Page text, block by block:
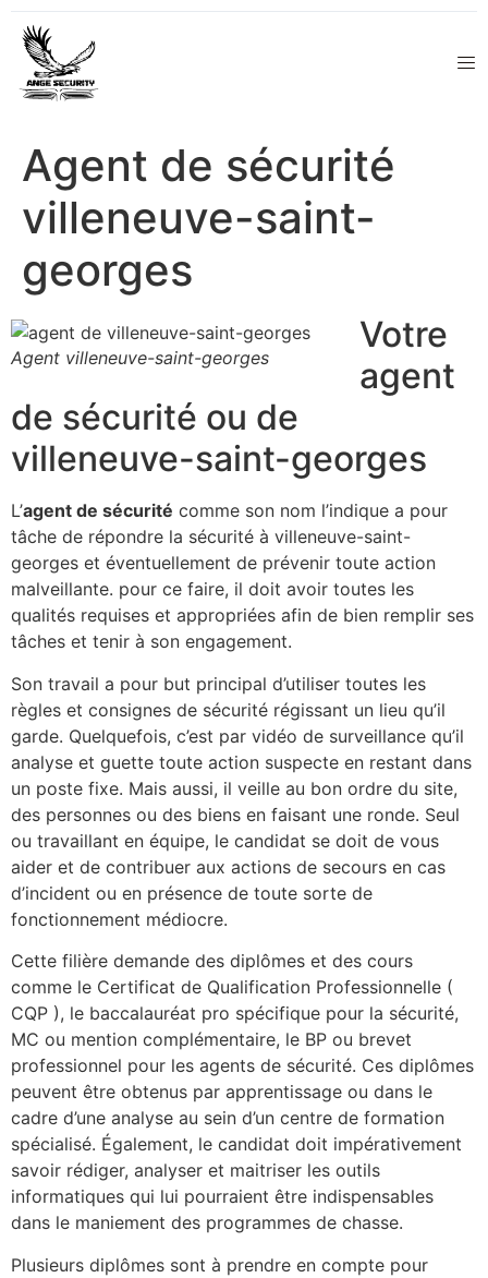
Agent de sécurité
villeneuve-saint-
georges
Agent villeneuve-saint-georges
Votre
agent
de sécurité ou de
villeneuve-saint-georges
L’agent de sécurité comme son nom l’indique a pour
tâche de répondre la sécurité à villeneuve-saint-
georges et éventuellement de prévenir toute action
malveillante. pour ce faire, il doit avoir toutes les
qualités requises et appropriées afin de bien remplir ses
tâches et tenir à son engagement.
Son travail a pour but principal d’utiliser toutes les
règles et consignes de sécurité régissant un lieu qu’il
garde. Quelquefois, c’est par vidéo de surveillance qu’il
analyse et guette toute action suspecte en restant dans
un poste fixe. Mais aussi, il veille au bon ordre du site,
des personnes ou des biens en faisant une ronde. Seul
ou travaillant en équipe, le candidat se doit de vous
aider et de contribuer aux actions de secours en cas
d’incident ou en présence de toute sorte de
fonctionnement médiocre.
Cette filière demande des diplômes et des cours
comme le Certificat de Qualification Professionnelle (
CQP ), le baccalauréat pro spécifique pour la sécurité,
MC ou mention complémentaire, le BP ou brevet
professionnel pour les agents de sécurité. Ces diplômes
peuvent être obtenus par apprentissage ou dans le
cadre d’une analyse au sein d’un centre de formation
spécialisé. Également, le candidat doit impérativement
savoir rédiger, analyser et maitriser les outils
informatiques qui lui pourraient être indispensables
dans le maniement des programmes de chasse.
Plusieurs diplômes sont à prendre en compte pour